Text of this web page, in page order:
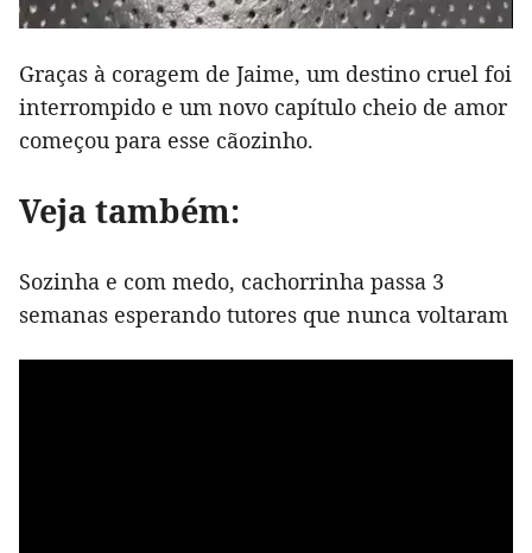
Graças à coragem de Jaime, um destino cruel foi
interrompido e um novo capítulo cheio de amor
começou para esse cãozinho.
Veja também:
Sozinha e com medo, cachorrinha passa 3
semanas esperando tutores que nunca voltaram